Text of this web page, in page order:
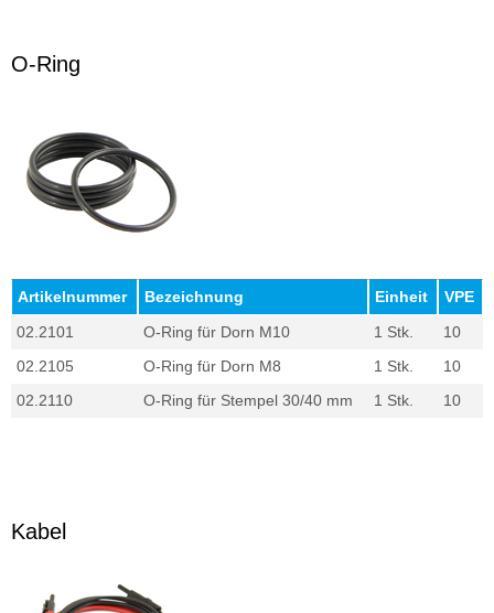
O-Ring
Artikelnummer Bezeichnung Einheit
VPE
02.2101
O-Ring für Dorn M10 1 Stk.
10
02.2105
O-Ring für Dorn M8 1 Stk.
10
02.2110
O-Ring für Stempel 30/40 mm 1 Stk. 10
Kabel